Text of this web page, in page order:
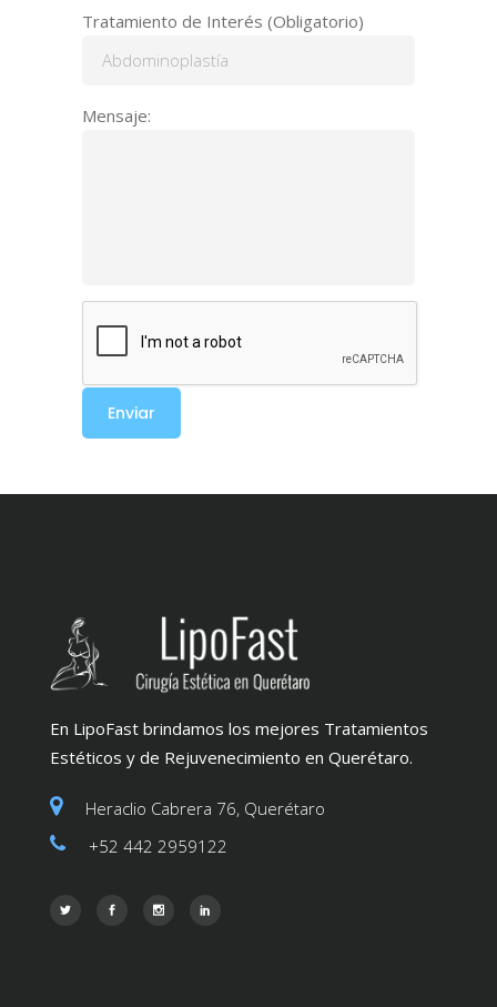
Tratamiento de Interés (Obligatorio)
Mensaje:
En LipoFast brindamos los mejores Tratamientos
Estéticos y de Rejuvenecimiento en Querétaro.
Heraclio Cabrera 76, Querétaro
+52 442 2959122